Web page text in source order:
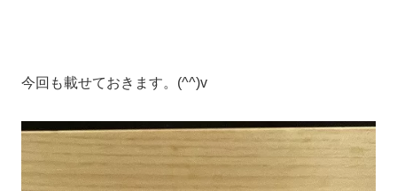
今回も載せておきます。(^^)v